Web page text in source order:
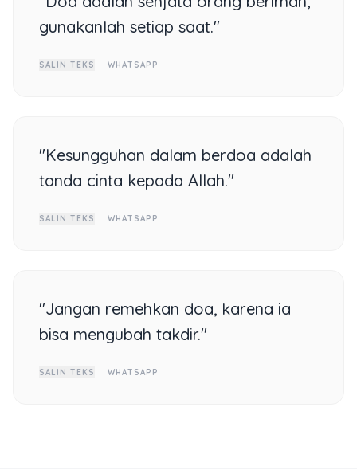
gunakanlah setiap saat."
SALIN TEKS WHATSAPP
"Kesungguhan dalam berdoa adalah
tanda cinta kepada Allah."
SALIN TEKS WHATSAPP
"Jangan remehkan doa, karena ia
bisa mengubah takdir."
SALIN TEKS WHATSAPP